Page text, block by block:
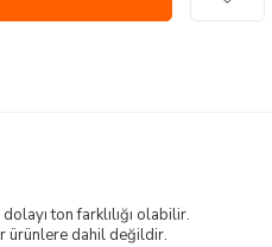
ton farklılığı olabilir.
ürünlere dahil değildir.